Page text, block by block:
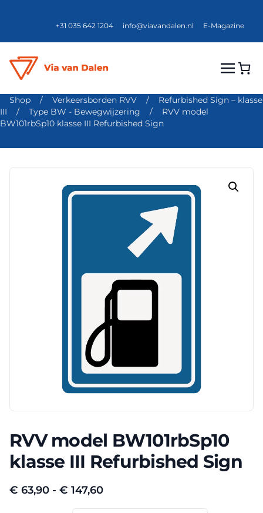
+31 035 642 1204 info@viavandalen.nl E-Magazine
Shop / Verkeersborden RVV /
Refurbished Sign – klasse
III
/ Type BW - Bewegwijzering /
RVV model
BW101rbSp10 klasse III Refurbished Sign
RVV model BW101rbSp10
klasse III Refurbished Sign
€ 63,90 - € 147,60Prijsklasse:
€ 63,90